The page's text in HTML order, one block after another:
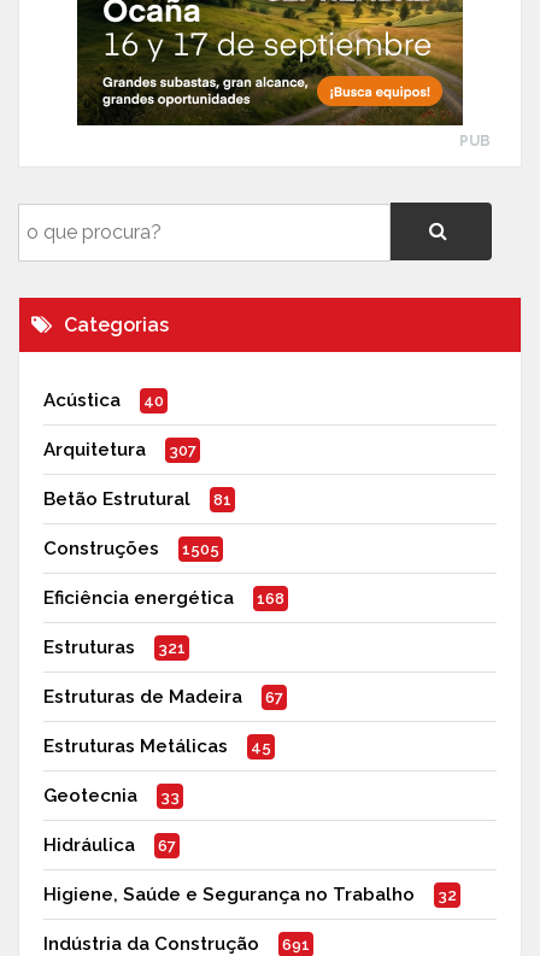
PUB
Categorias
Acústica 40
Arquitetura 307
Betão Estrutural 81
Construções 1505
Eficiência energética 168
Estruturas 321
Estruturas de Madeira 67
Estruturas Metálicas 45
Geotecnia 33
Hidráulica 67
Higiene, Saúde e Segurança no Trabalho 32
Indústria da Construção 691